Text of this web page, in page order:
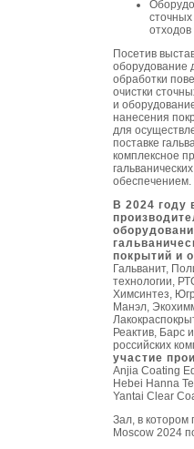
сточных
отходов
Посетив
оборудование
обработки
очистки
и
нанесения
для
поставке
комплексное
обеспечением.
В 2024 году
покрытий и
Гальванит,
технологии,
Химсинтез,
Манэл,
Реактив, Барс
российских
участие
Anjia Coating
Hebei Hanna
Yantai Clear
Зал, в котором
Moscow 2024